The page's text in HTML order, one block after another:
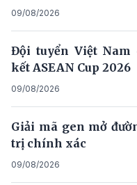
09/08/2026
Đội tuyển Việt
kết ASEAN Cup 2026
09/08/2026
Giải mã gen mở
trị chính xác
09/08/2026